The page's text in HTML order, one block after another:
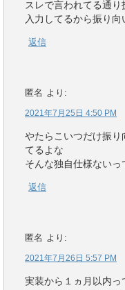
スレで言われてる通
入力してるから振り
返信
匿名 より:
2021年7月25日 4:50 PM
やたらこいつだけ振
てるよな
そんな独自仕様ないっ
返信
匿名 より:
2021年7月26日 5:57 PM
実装から１ヵ月以内